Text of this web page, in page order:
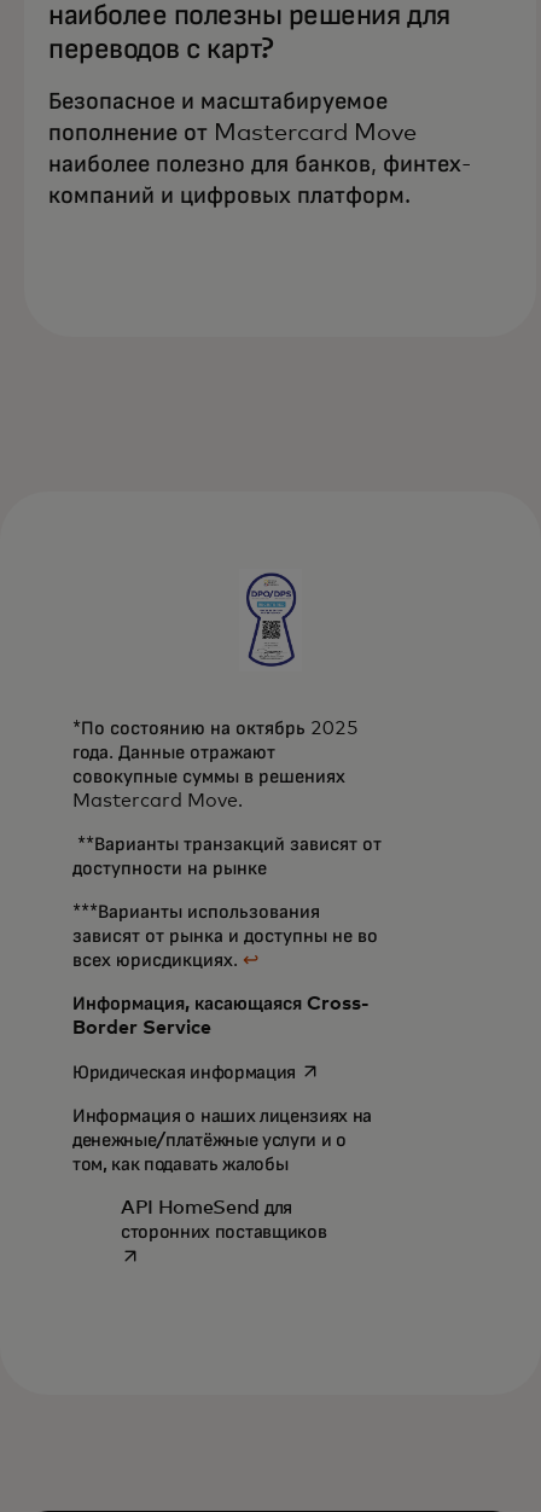
наиболее полезны решения для
переводов с карт?
Безопасное и масштабируемое
пополнение от Mastercard Move
наиболее полезно для банков, финтех-
компаний и цифровых платформ.
*По состоянию на октябрь 2025
года. Данные отражают
совокупные суммы в решениях
Mastercard Move.
**Варианты транзакций зависят от
доступности на рынке
***Варианты использования
зависят от рынка и доступны не во
всех юрисдикциях. ↩
Информация, касающаяся Cross-
Border Service
Юридическая информацияopens in a new tab
Информация о наших лицензиях на
денежные/платёжные услуги и о
том, как подавать жалобы
API HomeSend для
сторонних поставщиковopens in a new tab